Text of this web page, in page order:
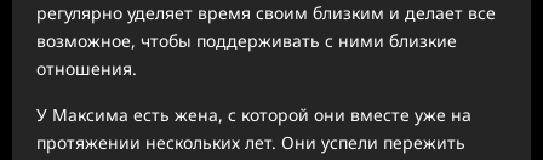
регулярно уделяет время своим близким и делает все
возможное, чтобы поддерживать с ними близкие
отношения.
У Максима есть жена, с которой они вместе уже на
протяжении нескольких лет. Они успели пережить